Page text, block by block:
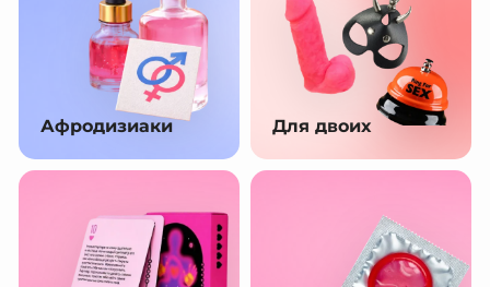
Афродизиаки Для двоих